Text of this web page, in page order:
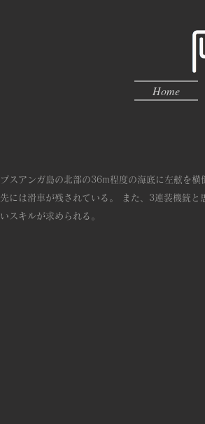
Home
ブスアンガ島の北部の36m程度の海底に左舷を
先には滑車が残されている。 また、3連装機銃
いスキルが求められる。